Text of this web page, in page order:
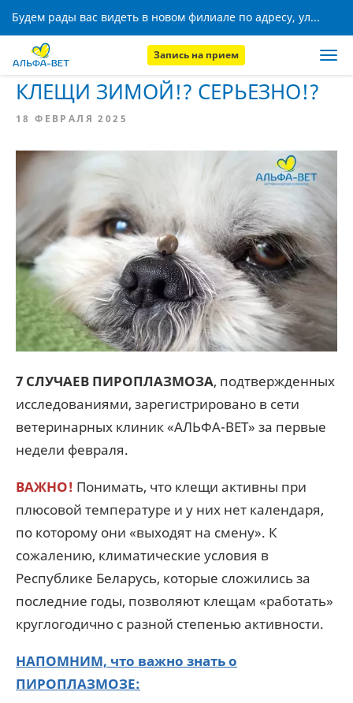
Будем рады вас видеть в новом филиале по адресу, ул. Кижеватова, 8!
Запись на прием
Главная
КЛЕЩИ ЗИМОЙ!? СЕРЬЕЗНО!?
18 ФЕВРАЛЯ 2025
7 СЛУЧАЕВ ПИРОПЛАЗМОЗА, подтвержденных
исследованиями, зарегистрировано в сети
ветеринарных клиник «АЛЬФА-ВЕТ» за первые
недели февраля.
ВАЖНО️! Понимать, что клещи активны при
плюсовой температуре и у них нет календаря,
по которому они «выходят на смену». К
сожалению, климатические условия в
Республике Беларусь, которые сложились за
последние годы, позволяют клещам «работать»
круглогодично с разной степенью активности.
НАПОМНИМ, что важно знать о
ПИРОПЛАЗМОЗЕ: